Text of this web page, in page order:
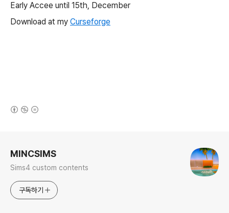
Early Accee until 15th, December
Download at my Curseforge
MINCSIMS
Sims4 custom contents
구독하기